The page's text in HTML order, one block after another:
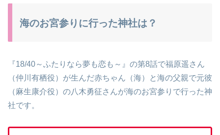
海のお宮参りに行った神社は？
『18/40～ふたりなら夢も恋も～』の第8話で福原遥さん
（仲川 有栖役）が生んだ赤ちゃん（海）と海の父親で元彼
（麻生康介役）の八木勇征さんが海のお宮参りで行った神
社です。